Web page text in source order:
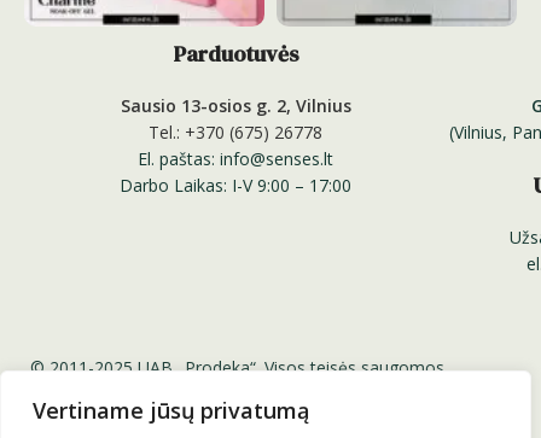
Vertiname jūsų privatumą
Parduotuvės
Sausio 13-osios g. 2, Vilnius
Tel.: +370 (675) 26778
El. paštas: info@senses.lt
Darbo Laikas: I-V 9:00 – 17:00
(Vilnius,
© 2011-2025 UAB „Prodeka“. Visos teisės saugomos.
Professional Nail Systems ™